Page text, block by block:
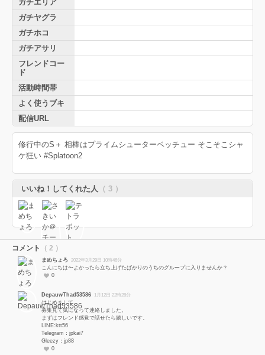
ガチエリア
ガチヤグラ
ガチホコ
ガチアサリ
フレンドコー
ド
活動時間帯
よく使うブキ
配信URL
修行中のS＋ 相棒はプライムシューターベッチュー そこそこシャ
ケ狂い #Splatoon2
いいね！してくれた人 （ 3 ）
コメント （ 2 ）
まめちょろ 2022年3月29日 10時46分
こんにちは〜よかったら立ち上げたばかりのうちのグループに入りませんか？
0
DepauwThad53586 1月12日 22時28分
はじめまして。
募集見て気になって連絡しました。
まずはフレンド感覚で話せたら嬉しいです。
LINE:ktt56
Telegram：jpkai7
Gleezy：jp88
0